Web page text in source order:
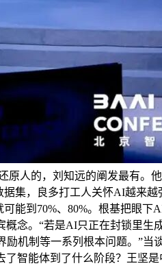
人的，刘知远的阐发最有。
集，良多打工人关怀AI越来
能到70%、80%。根基把眼
念。“若是AI只正在封锁里生
机制等一系列根本问题。”
智能体到了什么阶段？王坚